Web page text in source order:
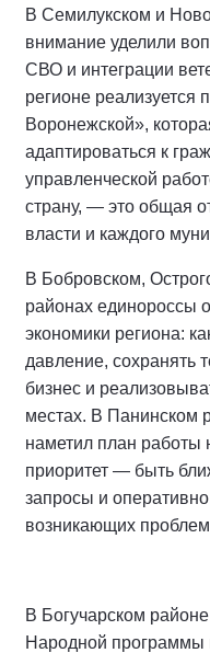
В Семилукском и
внимание уделили
СВО и интеграции
регионе реализуется
Воронежской»,
адаптироваться к
управленческой
страну, — это общая
власти и каждого
В Бобровском,
районах единороссы
экономики региона:
давление, сохранять
бизнес и
местах. В Панинском
наметил план
приоритет — быть
запросы и
возникающих
В Богучарском
Народной программы